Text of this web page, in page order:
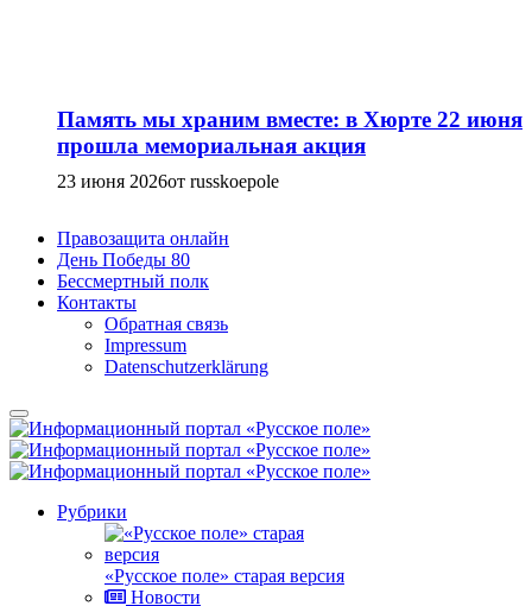
Память мы храним вместе: в Хюрте 22 июня
прошла мемориальная акция
23 июня 2026от russkoepole
Правозащита онлайн
День Победы 80
Бессмертный полк
Контакты
Обратная связь
Impressum
Datenschutzerklärung
Рубрики
«Русское поле» старая версия
Новости